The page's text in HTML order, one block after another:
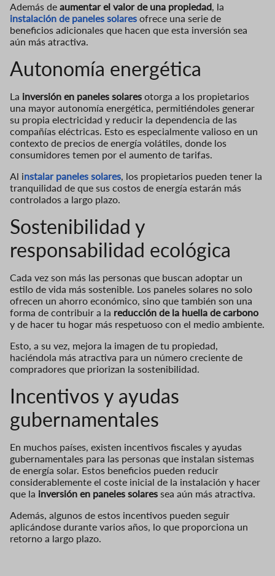
Además de aumentar el valor de una propiedad, la
instalación de paneles solares ofrece una serie de
beneficios adicionales que hacen que esta inversión sea
aún más atractiva.
Autonomía energética
La inversión en paneles solares otorga a los propietarios
una mayor autonomía energética, permitiéndoles generar
su propia electricidad y reducir la dependencia de las
compañías eléctricas. Esto es especialmente valioso en un
contexto de precios de energía volátiles, donde los
consumidores temen por el aumento de tarifas.
Al instalar paneles solares, los propietarios pueden tener la
tranquilidad de que sus costos de energía estarán más
controlados a largo plazo.
Sostenibilidad y
responsabilidad ecológica
Cada vez son más las personas que buscan adoptar un
estilo de vida más sostenible. Los paneles solares no solo
ofrecen un ahorro económico, sino que también son una
forma de contribuir a la reducción de la huella de carbono
y de hacer tu hogar más respetuoso con el medio ambiente.
Esto, a su vez, mejora la imagen de tu propiedad,
haciéndola más atractiva para un número creciente de
compradores que priorizan la sostenibilidad.
Incentivos y ayudas
gubernamentales
En muchos países, existen incentivos fiscales y ayudas
gubernamentales para las personas que instalan sistemas
de energía solar. Estos beneficios pueden reducir
considerablemente el coste inicial de la instalación y hacer
que la inversión en paneles solares sea aún más atractiva.
Además, algunos de estos incentivos pueden seguir
aplicándose durante varios años, lo que proporciona un
retorno a largo plazo.